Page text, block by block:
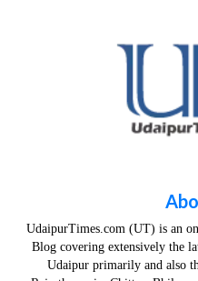
UdaipurTimes.com (UT) is an
Blog covering extensively the
Udaipur primarily and also